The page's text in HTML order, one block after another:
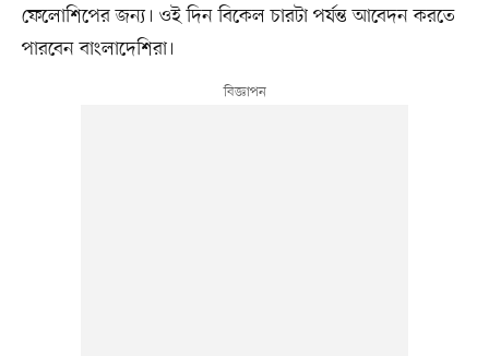
ফেলোশিপের জন্য। ওই দিন বিকেল চারটা পর্যন্ত আবেদন করতে
পারবেন বাংলাদেশিরা।